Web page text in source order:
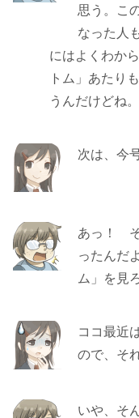
思う。こ
なった人
にはよくわか
トム」あたり
うんだけどね。
次は、今
あっ！ そ
ったんだ
ム」を見
ココ最近
ので、そ
いや、そ